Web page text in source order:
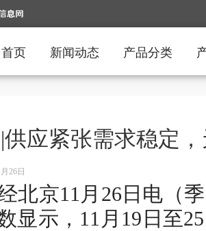
首页 新闻动态 产品分类
供应紧张需求稳定
26日
北京11月26日电（
显示，11月19日至